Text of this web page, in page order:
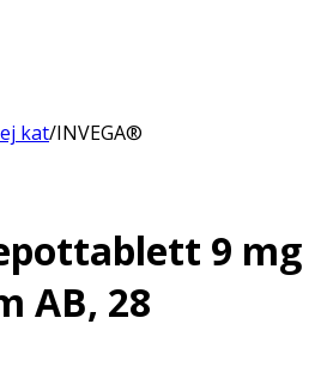
kat/INVEGA®
9 mg
AB, 28